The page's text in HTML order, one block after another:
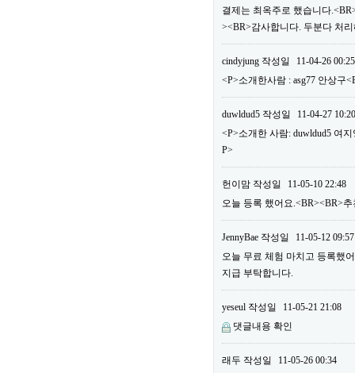
결제는 최옥주로 했습니다
><BR>감사합니다. 두분다 처
cindyjung 작성일
11-04-26 00:25
<P>소개한사람 : asg77 안상구
duwldud5 작성일
11-04-27 10:20
<P>소개한 사람: duwldud5 여
P>
헌이맘 작성일
11-05-10 22:48
오늘 등록 했어요.<BR><BR>
JennyBae 작성일
11-05-12 09:57
오늘 무료 체험 마치고 등록했
지급 부탁합니다.
yeseul 작성일
11-05-21 21:08
댓글내용 확인
래두 작성일
11-05-26 00:34